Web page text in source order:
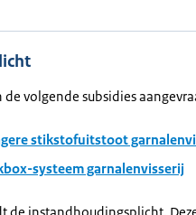
volgende subsidies
stikstofuitstoot
systeem garnalenvisserij